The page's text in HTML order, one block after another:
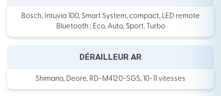
Bosch, Intuvia 100, Smart System, compact, LED remote
Bluetooth ; Eco, Auto, Sport, Turbo
DÉRAILLEUR AR
Shimano, Deore, RD-M4120-SGS, 10-11 vitesses